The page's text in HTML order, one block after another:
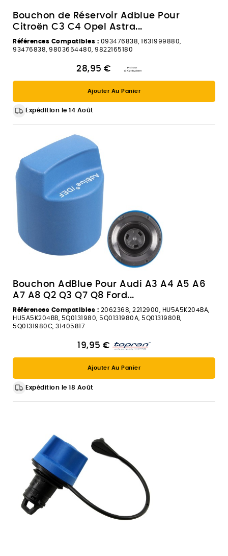
Bouchon de Réservoir Adblue Pour
Citroën C3 C4 Opel Astra...
Références Compatibles : 093476838, 1631999880,
93476838, 9803654480, 9822165180
28,95 €
Ajouter Au Panier
Expédition le 14 Août
Bouchon AdBlue Pour Audi A3 A4 A5 A6
A7 A8 Q2 Q3 Q7 Q8 Ford...
Références Compatibles : 2062368, 2212900, HU5A5K204BA,
HU5A5K204BB, 5Q0131980, 5Q0131980A, 5Q0131980B,
5Q0131980C, 31405817
19,95 €
Ajouter Au Panier
Expédition le 18 Août